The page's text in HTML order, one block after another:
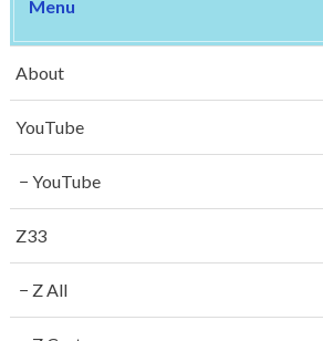
Menu
About
YouTube
YouTube
Z33
Z All